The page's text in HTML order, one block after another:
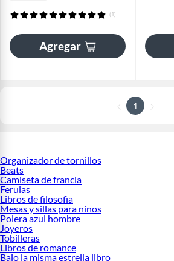
(1)
Agregar
1
Organizador de tornillos
Beats
Camiseta de francia
Ferulas
Libros de filosofia
Mesas y sillas para ninos
Polera azul hombre
Joyeros
Tobilleras
Libros de romance
Bajo la misma estrella libro